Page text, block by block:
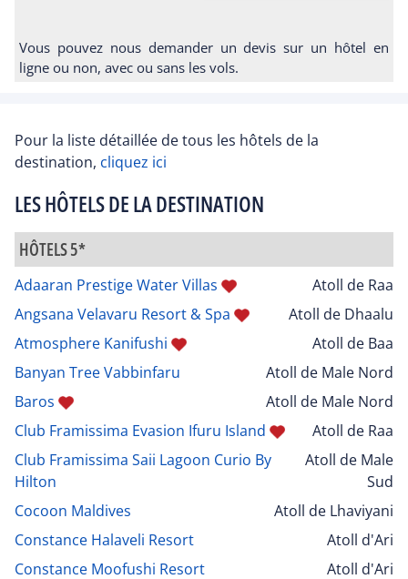
Vous pouvez nous demander un devis sur un hôtel en
ligne ou non, avec ou sans les vols.
Pour la liste détaillée de tous les hôtels de la
destination, cliquez ici
LES HÔTELS DE LA DESTINATION
HÔTELS 5*
Adaaran Prestige Water Villas
Atoll de Raa
Angsana Velavaru Resort & Spa
Atoll de Dhaalu
Atmosphere Kanifushi
Atoll de Baa
Banyan Tree Vabbinfaru
Atoll de Male Nord
Baros
Atoll de Male Nord
Club Framissima Evasion Ifuru Island
Atoll de Raa
Club Framissima Saii Lagoon Curio By
Hilton
Atoll de Male
Sud
Cocoon Maldives
Atoll de Lhaviyani
Constance Halaveli Resort
Atoll d'Ari
Constance Moofushi Resort
Atoll d'Ari